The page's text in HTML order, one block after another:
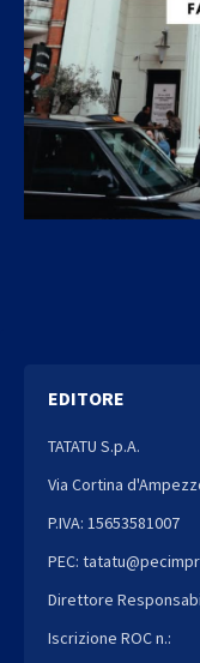
EDITORE
TATATU S.p.A.
Via Cortina
P.IVA: 15653581007
PEC:
Direttore
Iscrizione ROC n.: